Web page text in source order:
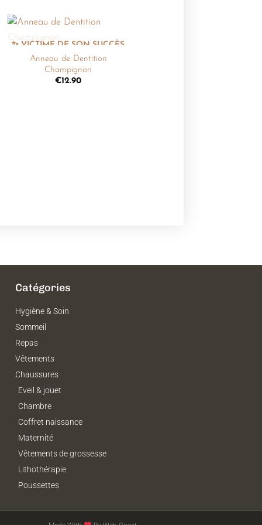
à la
Anneau de Dentition
Champignon
€12.90
Catégories
Hygiène & Soin
Sommeil
Repas
Vêtements
Chaussures
Eveil & jouet
Chambre
Coffret naissance
Maternité
Vêtements de grossesse
Lithothérapie
Poussettes